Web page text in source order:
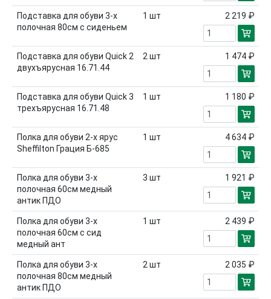
Подставка для обуви 3-х
полочная 80см с сиденьем
1 шт 2 219 ₽
Подставка для обуви Quick 2
двухъярусная 16.71.44
2шт 1 474 ₽
Подставка для обуви Quick 3
трехъярусная 16.71.48
1 шт 1 180 ₽
Полка для обуви 2-х ярус
Sheffilton Грация Б-685
1 шт 4 634 ₽
Полка для обуви 3-х
полочная 60см медный
антик ПДО
3 шт 1 921 ₽
Полка для обуви 3-х
полочная 60см с сид
медный ант
1 шт 2 439 ₽
Полка для обуви 3-х
полочная 80см медный
антик ПДО
2шт 2 035 ₽